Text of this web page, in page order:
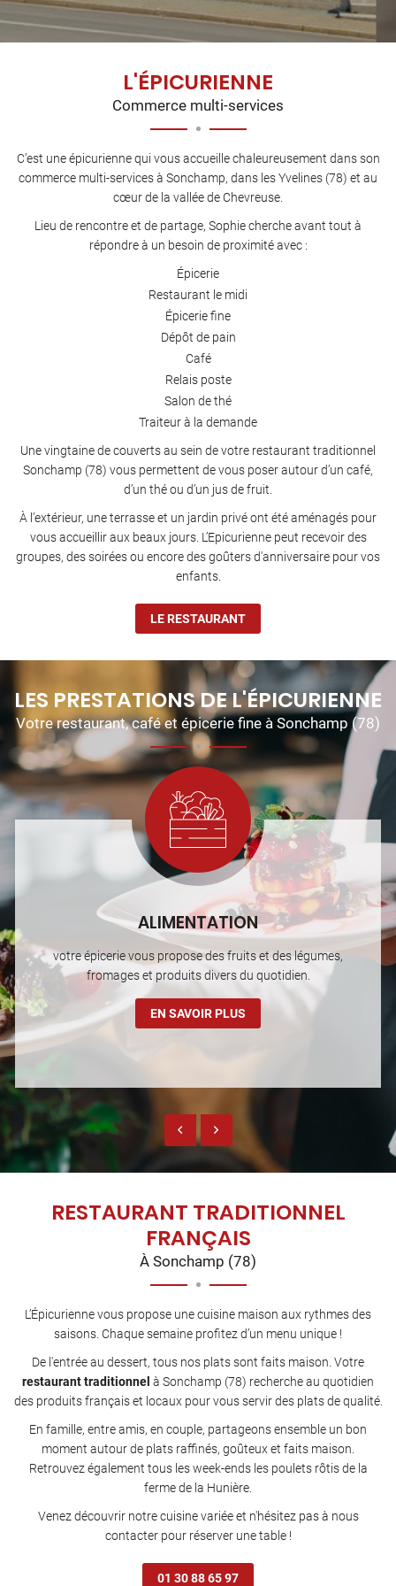
L'ÉPICURIENNE
Commerce multi-services
C’est une épicurienne qui vous accueille chaleureusement dans son
commerce multi-services à Sonchamp, dans les Yvelines (78) et au
cœur de la vallée de Chevreuse.
Lieu de rencontre et de partage, Sophie cherche avant tout à
répondre à un besoin de proximité avec :
Épicerie
Restaurant le midi
Épicerie fine
Dépôt de pain
Café
Relais poste
Salon de thé
Traiteur à la demande
Une vingtaine de couverts au sein de votre restaurant traditionnel
Sonchamp (78) vous permettent de vous poser autour d’un café,
d’un thé ou d’un jus de fruit.
À l’extérieur, une terrasse et un jardin privé ont été aménagés pour
vous accueillir aux beaux jours. L’Epicurienne peut recevoir des
groupes, des soirées ou encore des goûters d'anniversaire pour vos
enfants.
LE RESTAURANT
LES PRESTATIONS DE L'ÉPICURIENNE
Votre restaurant, café et épicerie fine à Sonchamp (78)
ALIMENTATION
votre épicerie vous propose des fruits et des légumes,
fromages et produits divers du quotidien.
EN SAVOIR PLUS
RESTAURANT TRADITIONNEL
FRANÇAIS
À Sonchamp (78)
L’Épicurienne vous propose une cuisine maison aux rythmes des
saisons. Chaque semaine profitez d’un menu unique !
De l'entrée au dessert, tous nos plats sont faits maison. Votre
restaurant traditionnel à Sonchamp (78) recherche au quotidien
des produits français et locaux pour vous servir des plats de qualité.
En famille, entre amis, en couple, partageons ensemble un bon
moment autour de plats raffinés, goûteux et faits maison.
Retrouvez également tous les week-ends les poulets rôtis de la
ferme de la Hunière.
Venez découvrir notre cuisine variée et n'hésitez pas à nous
contacter pour réserver une table !
01 30 88 65 97